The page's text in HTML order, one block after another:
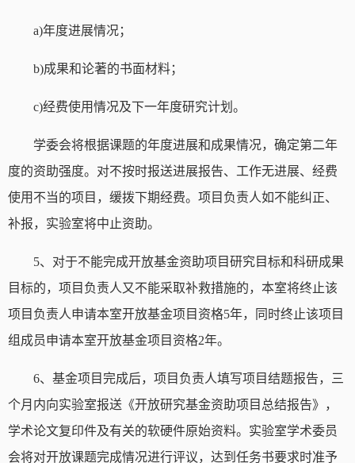
a)年度进展情况；
b)成果和论著的书面材料；
c)经费使用情况及下一年度研究计划。
学委会将根据课题的年度进展和成果情况，确定第二年
度的资助强度。对不按时报送进展报告、工作无进展、经费
使用不当的项目，缓拨下期经费。项目负责人如不能纠正、
补报，实验室将中止资助。
5、对于不能完成开放基金资助项目研究目标和科研成果
目标的，项目负责人又不能采取补救措施的，本室将终止该
项目负责人申请本室开放基金项目资格5年，同时终止该项目
组成员申请本室开放基金项目资格2年。
6、基金项目完成后，项目负责人填写项目结题报告，三
个月内向实验室报送《开放研究基金资助项目总结报告》，
学术论文复印件及有关的软硬件原始资料。实验室学术委员
会将对开放课题完成情况进行评议，达到任务书要求时准予